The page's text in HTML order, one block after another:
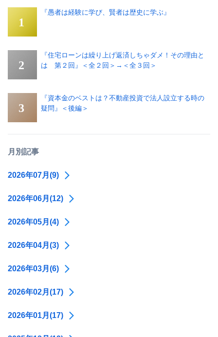
『愚者は経験に学び、賢者は歴史に学ぶ』
『住宅ローンは繰り上げ返済しちゃダメ！その理由と
は 第２回』＜全２回＞→＜全３回＞
『資本金のベストは？不動産投資で法人設立する時の
疑問』＜後編＞
月別記事
2026年07月(9)
2026年06月(12)
2026年05月(4)
2026年04月(3)
2026年03月(6)
2026年02月(17)
2026年01月(17)